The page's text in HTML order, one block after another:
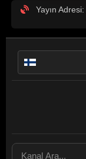
Yayın Adresi: